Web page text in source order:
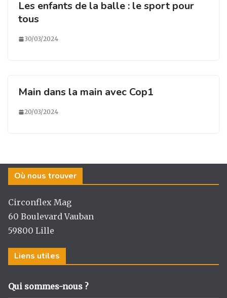
Les enfants de la balle : le sport pour
tous
30/03/2024
Main dans la main avec Cop1
20/03/2024
Où nous trouver
Circonflex Mag
60 Boulevard Vauban
59800 Lille
Liens utiles
Qui sommes-nous ?